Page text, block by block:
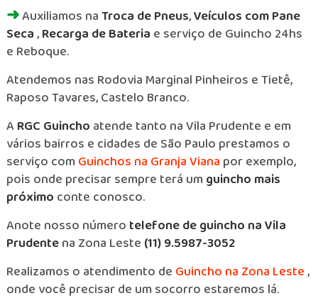
➜Auxiliamos naTroca de Pneus,Veículos com Pane
Seca,Recarga de Bateria e serviço de Guincho 24hs
e Reboque.
Atendemos nas Rodovia Marginal Pinheiros e Tietê,
Raposo Tavares, Castelo Branco.
ARGC Guincho atende tanto na Vila Prudente e em
vários bairros e cidades de São Paulo prestamos o
serviço comGuinchos na Granja Viana por exemplo,
pois onde precisar sempre terá umguincho mais
próximo conte conosco.
Anote nosso número telefone de guincho na Vila
Prudentena Zona Leste (11) 9.5987-3052
Realizamos o atendimento de Guincho na Zona Leste,
onde você precisar de um socorro estaremos lá.